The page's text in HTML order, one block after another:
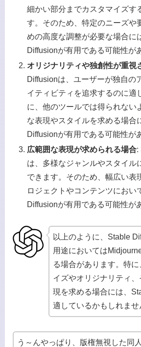
細かい部分までカスタマイズす
す。そのため、特定のニーズや
めの高度な調整が必要な場合に
Diffusionが有用である可能性が
オリジナリティや独創性が重視
Diffusionは、ユーザーが独自の
イティビティを追求するのに適
に、他のツールでは得られない
な表現やスタイルを求める場合
Diffusionが有用である可能性が
広範囲な表現が求められる場合:
は、多様なジャンルやスタイル
できます。そのため、幅広い表
ロジェクトやコンテンツにおい
Diffusionが有用である可能性が
以上のように、Stable
用途においては
る場合があります。特
イズやオリジナリティ
現を求める場合には、
適しているかもしれませ
う～んやっぱり、版権無視した同